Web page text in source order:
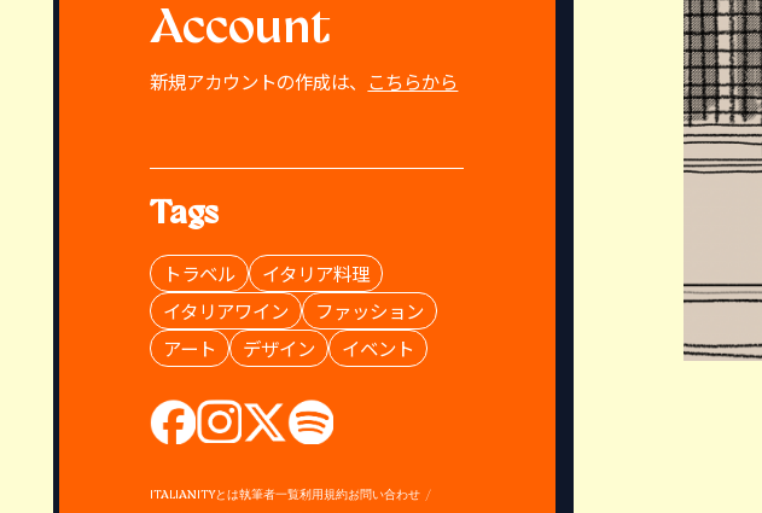
Account
新規アカウントの作成は、 こちらから
Tags
トラベル
イタリア料理
イタリアワイン
ファッション
アート
デザイン イベント
ITALIANITYとは執筆者一覧利用規約お問い合わせ